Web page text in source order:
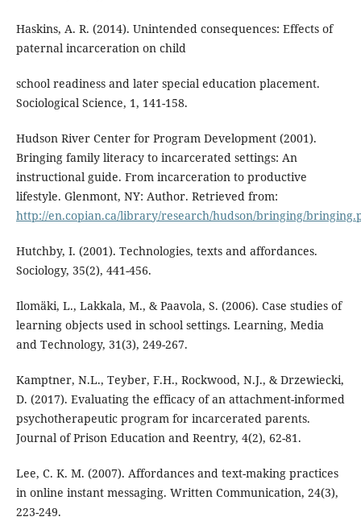
Haskins, A. R. (2014). Unintended consequences: Effects of
paternal incarceration on child
school readiness and later special education placement.
Sociological Science, 1, 141-158.
Hudson River Center for Program Development (2001).
Bringing family literacy to incarcerated settings: An
instructional guide. From incarceration to productive
lifestyle. Glenmont, NY: Author. Retrieved from:
http://en.copian.ca/library/research/hudson/bringing/
Hutchby, I. (2001). Technologies, texts and affordances.
Sociology, 35(2), 441-456.
Ilomäki, L., Lakkala, M., & Paavola, S. (2006). Case studies of
learning objects used in school settings. Learning, Media
and Technology, 31(3), 249-267.
Kamptner, N.L., Teyber, F.H., Rockwood, N.J., & Drzewiecki,
D. (2017). Evaluating the efficacy of an attachment-informed
psychotherapeutic program for incarcerated parents.
Journal of Prison Education and Reentry, 4(2), 62-81.
Lee, C. K. M. (2007). Affordances and text-making practices
in online instant messaging. Written Communication, 24(3),
223-249.